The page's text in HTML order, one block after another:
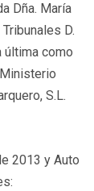
Dña. María
D.
última como
S.L.
2013 y Auto